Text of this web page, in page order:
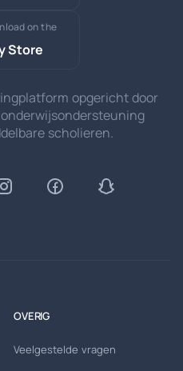
on the
Store
opgericht door
scholieren.
OVERIG
Veelgestelde vragen